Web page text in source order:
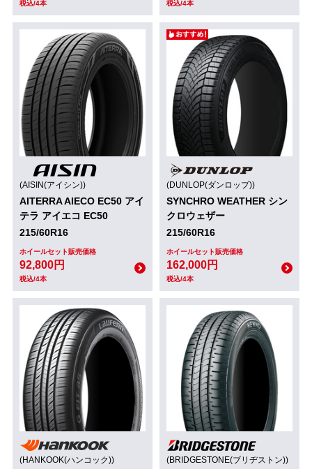
税込/4本 税込/4本
(AISIN(アイシン))
AITERRA AIECO EC50 アイ
テラ アイエコ EC50
215/60R16
ホイールセット販売価格
92,800円
税込/4本
(DUNLOP(ダンロップ))
SYNCHRO WEATHER シン
クロウェザー
215/60R16
ホイールセット販売価格
162,000円
税込/4本
(HANKOOK(ハンコック)) (BRIDGESTONE(ブリヂストン))